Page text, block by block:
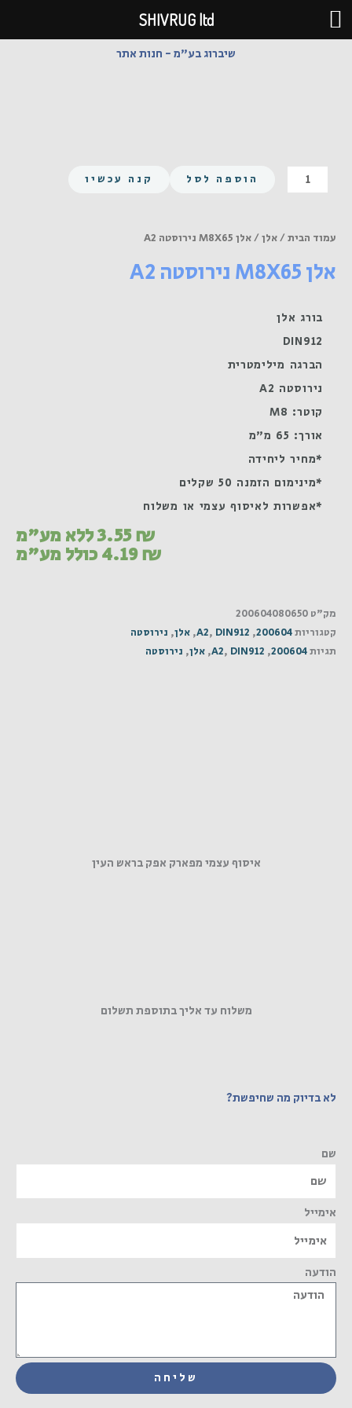
דילוג
לתוכן
שיברוג בע"מ - חנות אתר
כמות
של
A2
הוספה לסל קנה עכשיו
עמוד הבית/אלן/ אלן M8X65 נירוסטה A2
אלן M8X65 נירוסטה A2
בורג אלן
DIN912
הברגה מילימטרית
נירוסטה A2
קוטר: M8
אורך: 65 מ"מ
*מחיר ליחידה
*מינימום הזמנה 50 שקלים
*אפשרות לאיסוף עצמי או משלוח
3.55₪ ללא מע"מ
4.19₪ כולל מע"מ
מק"ט 200604080650
קטגוריות200604
,
A2, DIN912
, אלן, נירוסטה
תגיות200604
,
A2, DIN912
, אלן, נירוסטה
איסוף עצמי מפארק אפק בראש העין
משלוח עד אליך בתוספת תשלום
לא בדיוק מה שחיפשת?
שם
אימייל
הודעה
שליחה
SHIVRUG ltd